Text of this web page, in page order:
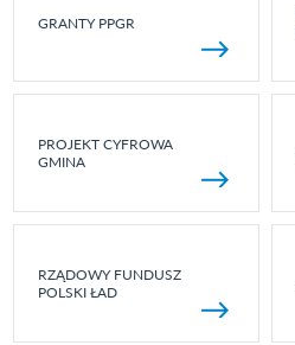
GRANTY PPGR
PROJEKT CYFROWA
GMINA
RZĄDOWY FUNDUSZ
POLSKI ŁAD